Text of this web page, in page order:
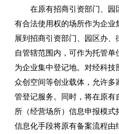
在原有招商引资部门、园
有合法使用权的场所作为企业
展到招商引资部门、园区办
自管辖范围内，可作为托管
为企业集中登记地。对经科技
众创空间等创业载体，允许多
管登记服务。同时，将在原有
所（经营场所）信息申报模
信息化手段将原有备案流程由